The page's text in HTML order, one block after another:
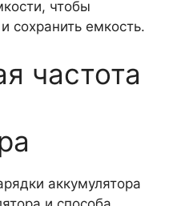
чтобы
сохранить емкость.
частота
аккумулятора